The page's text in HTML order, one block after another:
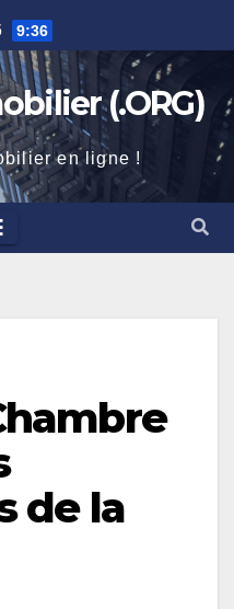
9:36
(.ORG)
en ligne !
de la